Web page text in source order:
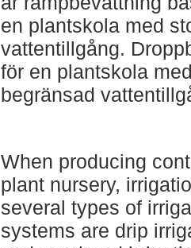
en plantskola med
vattentillgång.
för en plantskola
begränsad
When producing
plant nursery,
several types of
systems are drip